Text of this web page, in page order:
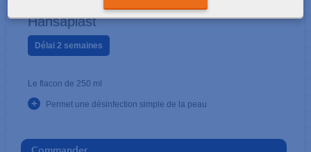
Hansaplast
Délai 2 semaines
Le flacon de 250 ml
+ Permet une désinfection simple de la peau